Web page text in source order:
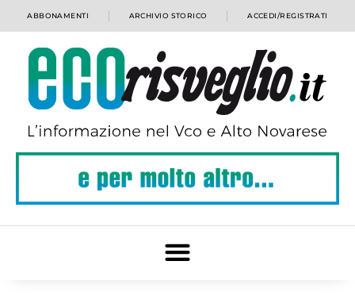
ABBONAMENTI ARCHIVIO STORICO ACCEDI/REGISTRATI